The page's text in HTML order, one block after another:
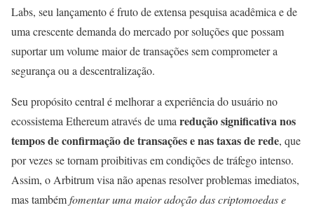
Labs, seu lançamento é fruto de extensa pesquisa acadêmica e de
uma crescente demanda do mercado por soluções que possam
suportar um volume maior de transações sem comprometer a
segurança ou a descentralização.
Seu propósito central é melhorar a experiência do usuário no
ecossistema Ethereum através de uma redução significativa nos
tempos de confirmação de transações e nas taxas de rede, que
por vezes se tornam proibitivas em condições de tráfego intenso.
Assim, o Arbitrum visa não apenas resolver problemas imediatos,
mas tambémfomentar uma maior adoção das criptomoedas e